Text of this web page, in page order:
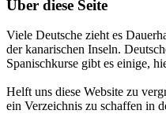
Über diese Seite
Viele Deutsche zieht es
der kanarischen Inseln.
Spanischkurse gibt es einige,
Helft uns diese Website zu
ein Verzeichnis zu schaffen in